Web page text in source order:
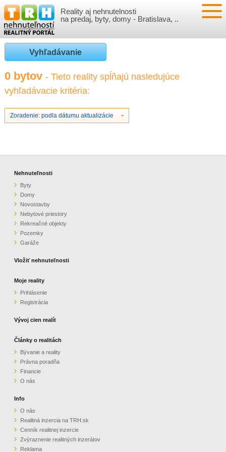
Reality aj nehnutelnosti
na predaj, byty, domy - Bratislava, ..
NEHNUTEĽNOSTI
BYTY
NOVOSTAVBY
NEBYTOVÉ PRIESTORY
GARÁŽE
VLOŽIŤ NEHNUTEĽNOSTI
PRIHLÁSENIE
REGISTRÁCIA
VÝVOJ CIEN REALÍT
ČLÁNKY O REALITÁCH
O NÁS
CENNÍK REALITNEJ INZERCIE
ZVÝRAZNENIE REALITNÝCH INZERÁTOV
PARTNERI
OBCHODNÉ PODMIENKY
KONTAKT
Vyhľadávanie
0 bytov - Tieto reality spĺňajú nasledujúce
vyhľadávacie kritéria:
Zoradenie: podla dátumu aktualizácie
Nehnuteľnosti
Byty
Domy
Novostavby
Nebytové priestory
Rekreačné objekty
Pozemky
Garáže
Vložiť nehnuteľnosti
Moje reality
Prihlásenie
Registrácia
Vývoj cien realít
Články o realitách
Bývanie a reality
Právna poradňa
Financie
O nás
Info
O nás
Realitná inzercia na TRH.sk
Cenník realitnej inzercie
Zvýraznenie realitných inzerátov
Reklama